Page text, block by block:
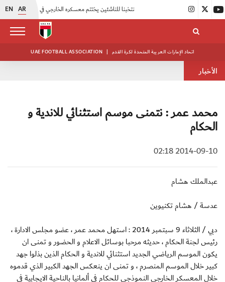
EN AR
اتحاد الكرة يُنظم ورشة عمل للمراقبين المعتمدين |
UAE FOOTBALL ASSOCIATION | اتحاد الإمارات العربية المتحدة لكرة القدم
الأخبار
محمد عمر : نتمنى موسم استثنائي للاندية و
الحكام
2014-09-10 02:18
عبدالملك هشام
عدسة / هشام تكنيوين
دبي / الثلاثاء 9 سبتمبر 2014 : استهل محمد عمر ، عضو مجلس الادارة ،
رئيس لجنة الحكام ، حديثه مرحبا بوسائل الاعلام و الحضور و تمنى ان
يكون الموسم الرياضي الجديد استثنائي للاندية و الحكام الذين بذلوا جهد
كبير خلال الموسم المنصرم ، و تمنى ان ينعكس الجهد الكبير الذي قدموه
خلال المعسكر الخارجي النموذجي للحكام في ألمانيا بالناحية الايجابية في